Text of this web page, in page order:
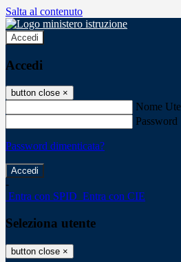
Salta al contenuto
Accedi
Accedi
button close ×
Nome
Password
Password dimenticata?
-
Entra con SPID Entra con CIE
Seleziona utente
button close ×